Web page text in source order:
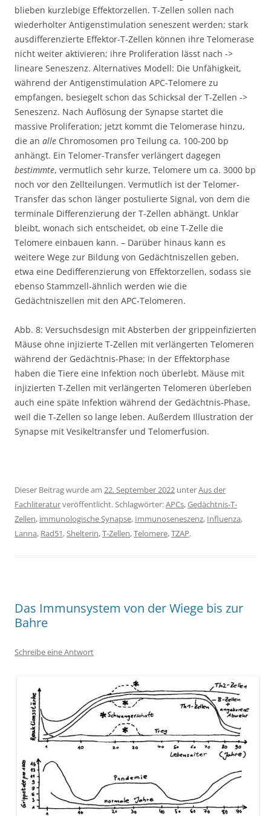
blieben kurzlebige Effektorzellen. T-Zellen sollen nach
wiederholter Antigenstimulation seneszent werden; stark
ausdifferenzierte Effektor-T-Zellen können ihre Telomerase
nicht weiter aktivieren; ihre Proliferation lässt nach ->
lineare Seneszenz. Alternatives Modell: Die Unfähigkeit,
während der Antigenstimulation APC-Telomere zu
empfangen, besiegelt schon das Schicksal der T-Zellen ->
Seneszenz. Nach Auflösung der Synapse startet die
massive Proliferation; jetzt kommt die Telomerase hinzu,
die an alle Chromosomen pro Teilung ca. 100-200 bp
anhängt. Ein Telomer-Transfer verlängert dagegen
bestimmte, vermutlich sehr kurze, Telomere um ca. 3000 bp
noch vor den Zellteilungen. Vermutlich ist der Telomer-
Transfer das schon länger postulierte Signal, von dem die
terminale Differenzierung der T-Zellen abhängt. Unklar
bleibt, wonach sich entscheidet, ob eine T-Zelle die
Telomere einbauen kann. – Darüber hinaus kann es
weitere Wege zur Bildung von Gedächtniszellen geben,
etwa eine Dedifferenzierung von Effektorzellen, sodass sie
ebenso Stammzell-ähnlich werden wie die
Gedächtniszellen mit den APC-Telomeren.
Abb. 8: Versuchsdesign mit Absterben der grippeinfizierten
Mäuse ohne injizierte T-Zellen mit verlängerten Telomeren
während der Gedächtnis-Phase; in der Effektorphase
haben die Tiere eine Infektion noch überlebt. Mäuse mit
injizierten T-Zellen mit verlängerten Telomeren überleben
auch eine späte Infektion während der Gedächtnis-Phase,
weil die T-Zellen so lange leben. Außerdem Illustration der
Synapse mit Vesikeltransfer und Telomerfusion.
Dieser Beitrag wurde am 22. September 2022 unterAus der
Fachliteraturveröffentlicht. Schlagwörter:APCs,Gedächtnis-T-
Zellen, immunologische Synapse, Immunoseneszenz, Influenza,
Lanna, Rad51,Shelterin,T-Zellen,Telomere,TZAP.
Das Immunsystem von der Wiege bis zur
Bahre
Schreibe eine Antwort